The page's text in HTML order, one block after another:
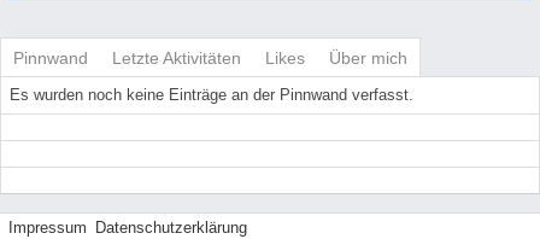
Pinnwand Letzte Aktivitäten Likes Über mich
Es wurden noch keine Einträge an der Pinnwand verfasst.
Impressum
Datenschutzerklärung